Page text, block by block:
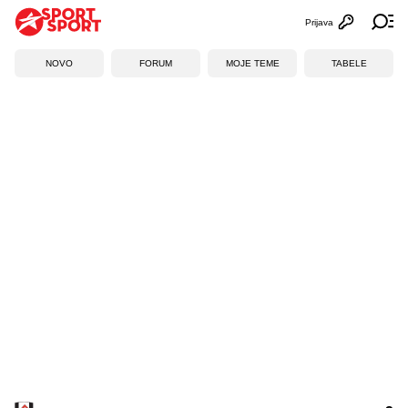
Otvori
Prijava
NOVO FORUM MOJE TEME TABELE